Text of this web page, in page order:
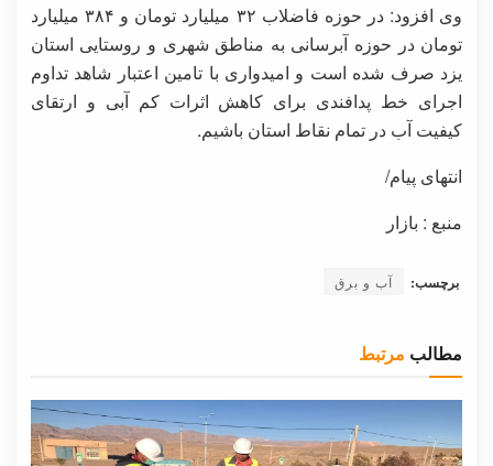
وی افزود: در حوزه فاضلاب ۳۲ میلیارد تومان و ۳۸۴ میلیارد
تومان در حوزه آبرسانی به مناطق شهری و روستایی استان
یزد صرف شده است و امیدواری با تامین اعتبار شاهد تداوم
اجرای خط پدافندی برای کاهش اثرات کم آبی و ارتقای
کیفیت آب در تمام نقاط استان باشیم.
انتهای پیام/
منبع : بازار
برچسب: آب و برق
مطالب مرتبط